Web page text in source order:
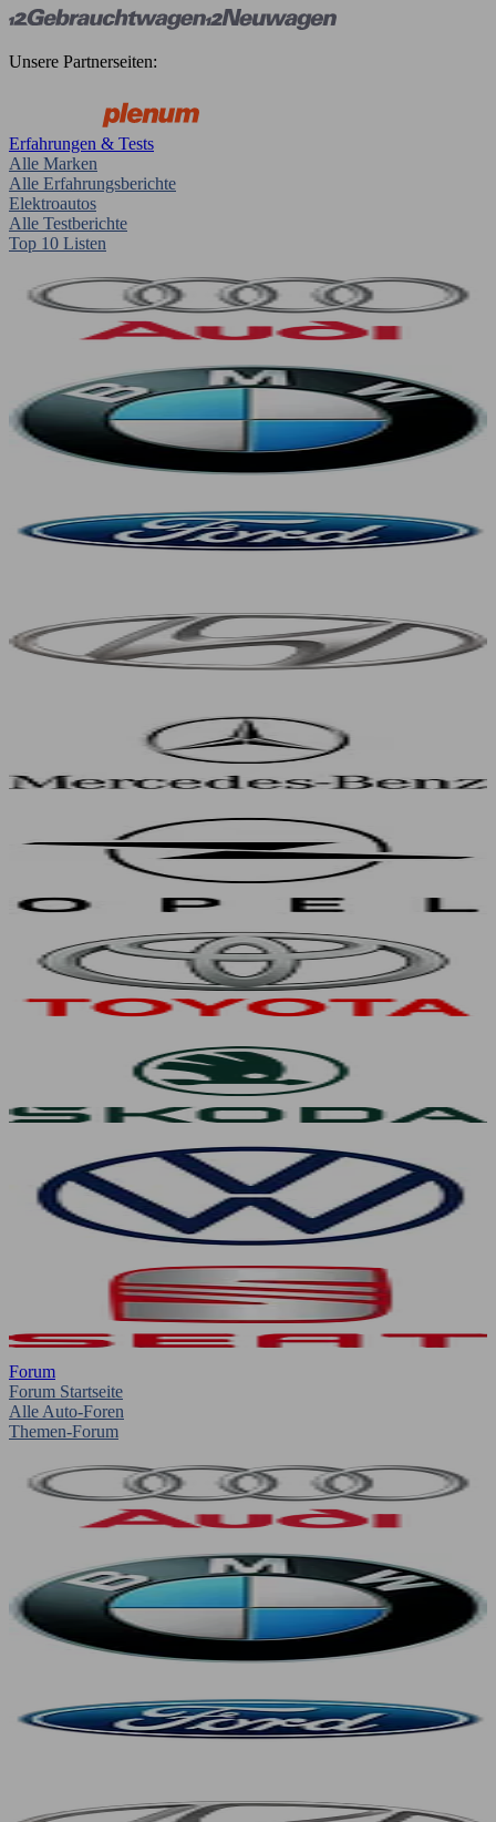
Unsere Partnerseiten:
Erfahrungen & Tests
Alle Marken
Alle Erfahrungsberichte
Elektroautos
Alle Testberichte
Top 10 Listen
Forum
Forum Startseite
Alle Auto-Foren
Themen-Forum